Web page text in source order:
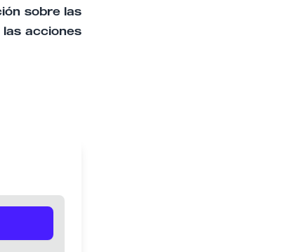
sobre las
acciones